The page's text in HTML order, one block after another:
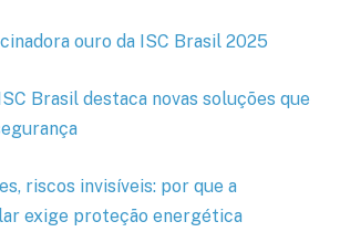
ouro da ISC Brasil 2025
Brasil destaca novas soluções que
riscos invisíveis: por que a
exige proteção energética